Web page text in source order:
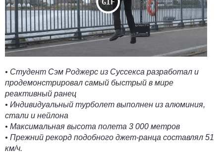
• Студент Сэм Роджерс из Суссекса разработал и
продемонстрировал самый быстрый в мире
реактивный ранец
• Индивидуальный турболет выполнен из алюминия,
стали и нейлона
• Максимальная высота полета 3 000 метров
• Прежний рекорд подобного джет-ранца составлял 51
км/ч.